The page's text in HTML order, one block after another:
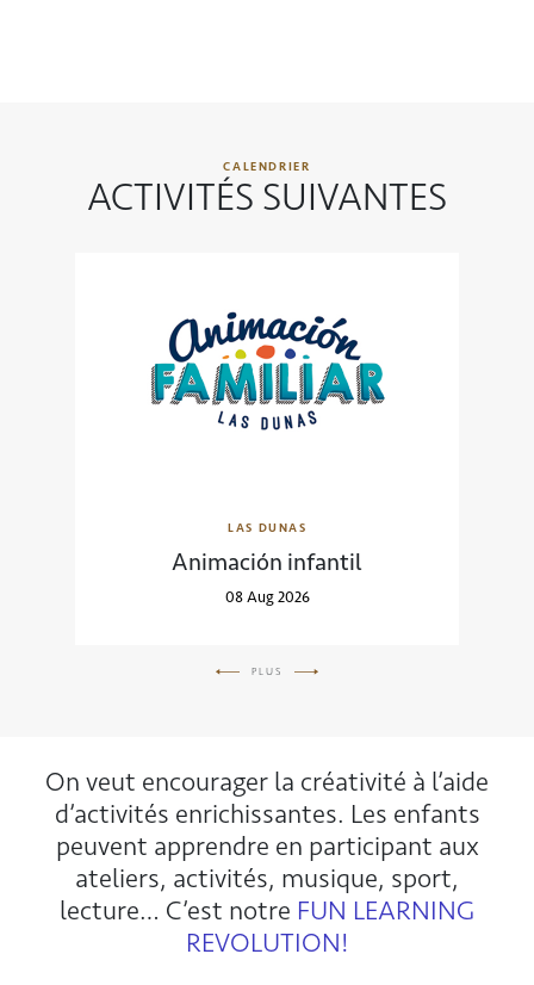
CALENDRIER
ACTIVITÉS SUIVANTES
LAS DUNAS
Animación infantil
08 Aug 2026
PLUS
On veut encourager la créativité à l’aide
d’activités enrichissantes. Les enfants
peuvent apprendre en participant aux
ateliers, activités, musique, sport,
lecture… C’est notre FUN LEARNING
REVOLUTION!